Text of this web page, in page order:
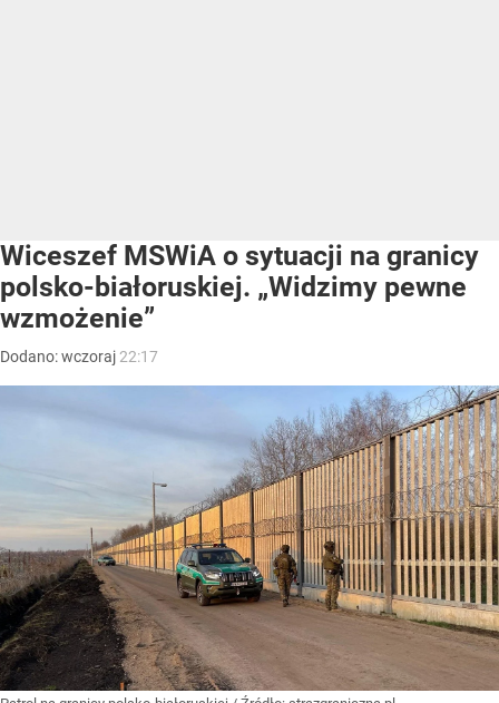
Wiceszef MSWiA o sytuacji na granicy
polsko-białoruskiej. „Widzimy pewne
wzmożenie”
Dodano:wczoraj 22:17